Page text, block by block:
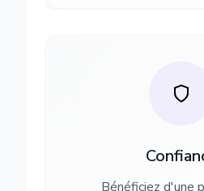
Bénéficiez d'une